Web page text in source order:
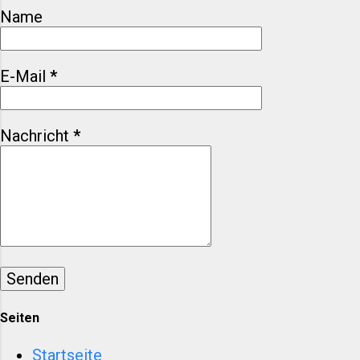
europäischer
Regionalentwicklung sind genau
Medaillenlisten. Dieser Artikel
die reine Sportromantik
Wettkämpfe über mehrere
Name
E-Mail *
Nachricht *
Seiten
Startseite